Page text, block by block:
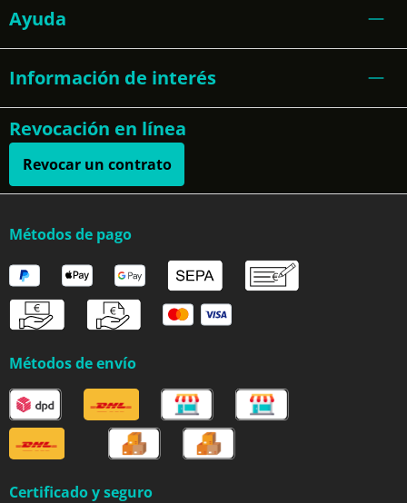
Ayuda
Información de interés
Revocación en línea
Revocar un contrato
Métodos de pago
Métodos de envío
Certificado y seguro